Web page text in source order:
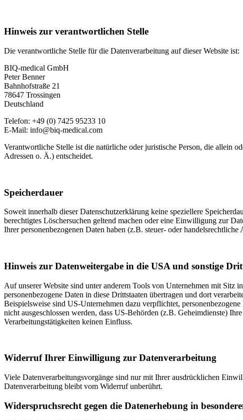
Hinweis zur verantwortlichen Stelle
Die verantwortliche Stelle für die Datenverarbeitung auf dieser Website ist:
BIQ-medical GmbH
Peter Benner
Bahnhofstraße 21
78647 Trossingen
Deutschland
Telefon: +49 (0) 7425 95233 10
E-Mail: info@biq-medical.com
Verantwortliche Stelle ist die natürliche oder juristische Person, die allein
Adressen o. Ä.) entscheidet.
Speicherdauer
Soweit innerhalb dieser Datenschutzerklärung keine speziellere
berechtigtes Löschersuchen geltend machen oder eine Einwilligung zur
Ihrer personenbezogenen Daten haben (z.B. steuer- oder
Hinweis zur Datenweitergabe in die USA und sonstige
Auf unserer Website sind unter anderem Tools von Unternehmen mit Sitz
personenbezogene Daten in diese Drittstaaten übertragen und dort
Beispielsweise sind US-Unternehmen dazu verpflichtet,
nicht ausgeschlossen werden, dass US-Behörden (z.B. Geheimdienste)
Verarbeitungstätigkeiten keinen Einfluss.
Widerruf Ihrer Einwilligung zur Datenverarbeitung
Viele Datenverarbeitungsvorgänge sind nur mit Ihrer ausdrücklichen
Datenverarbeitung bleibt vom Widerruf unberührt.
Widerspruchsrecht gegen die Datenerhebung in